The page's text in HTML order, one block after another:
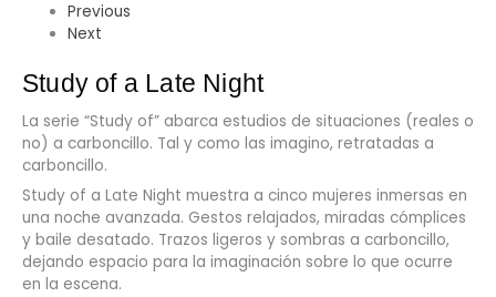
Previous
Next
Study of a Late Night
La serie “Study of” abarca estudios de situaciones (reales o
no) a carboncillo. Tal y como las imagino, retratadas a
carboncillo.
Study of a Late Night muestra a cinco mujeres inmersas en
una noche avanzada. Gestos relajados, miradas cómplices
y baile desatado. Trazos ligeros y sombras a carboncillo,
dejando espacio para la imaginación sobre lo que ocurre
en la escena.